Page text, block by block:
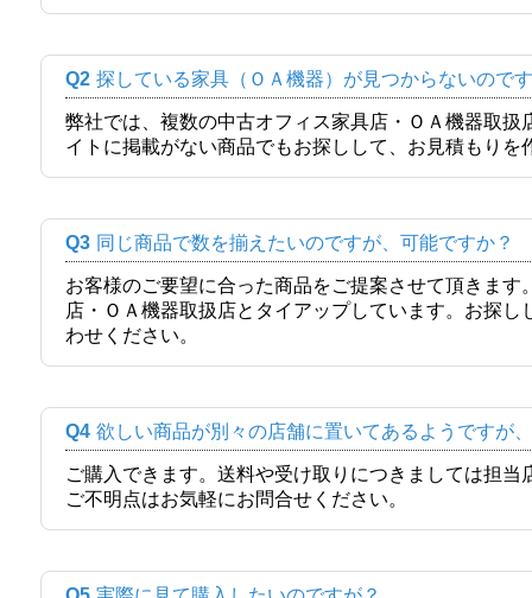
Q2 探している家具（ＯＡ機器）が見つからないので
弊社では、複数の中古オフィス家具店・ＯＡ機器取
イトに掲載がない商品でもお探しして、お見積もりを
Q3 同じ商品で数を揃えたいのですが、可能ですか？
お客様のご要望に合った商品をご提案させて頂きま
店・ＯＡ機器取扱店とタイアップしています。お探
わせください。
Q4 欲しい商品が別々の店舗に置いてあるようですが
ご購入できます。送料や受け取りにつきましては担
ご不明点はお気軽にお問合せください。